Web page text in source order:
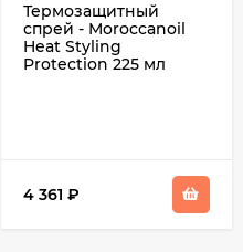
Термозащитный
спрей - Moroccanoil
Heat Styling
Protection 225 мл
4 361 ₽